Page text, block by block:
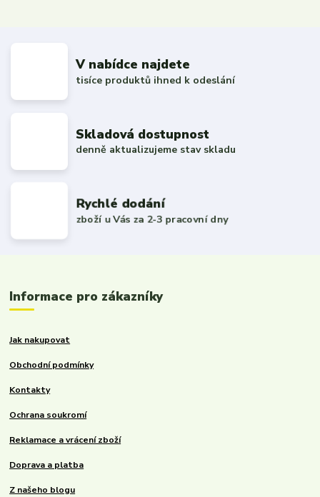
V nabídce najdete
tisíce produktů ihned k odeslání
Skladová dostupnost
denně aktualizujeme stav skladu
Rychlé dodání
zboží u Vás za 2-3 pracovní dny
Informace pro zákazníky
Jak nakupovat
Obchodní podmínky
Kontakty
Ochrana soukromí
Reklamace a vrácení zboží
Doprava a platba
Z našeho blogu